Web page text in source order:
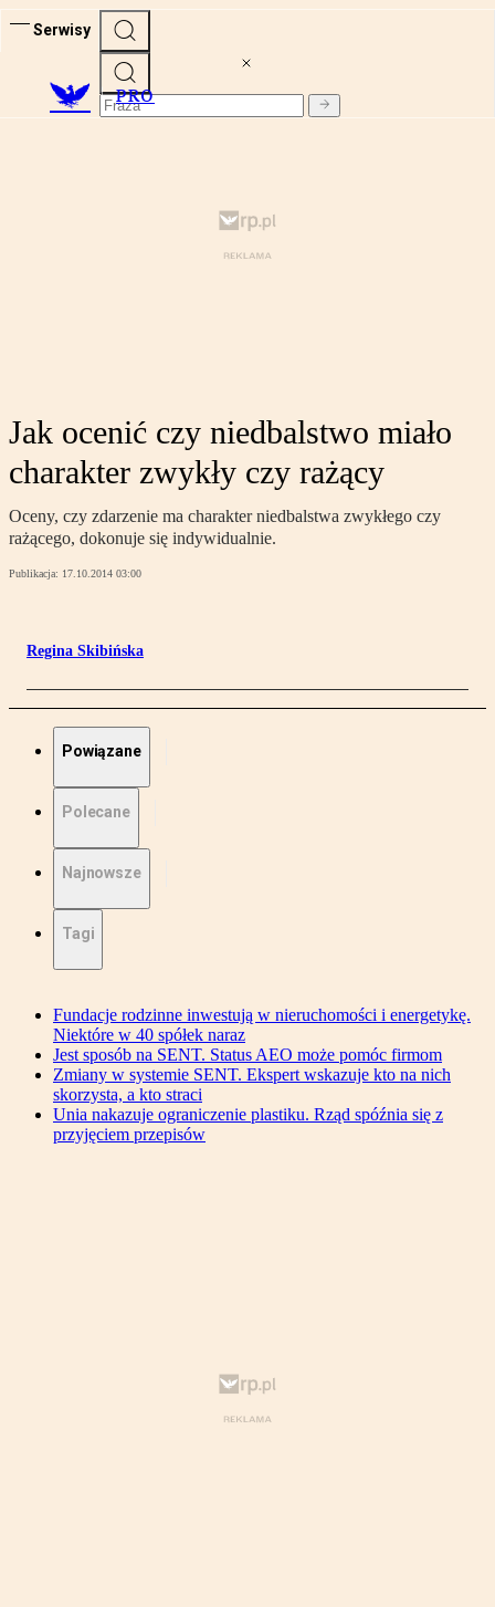
Serwisy
PRO
Jak ocenić czy niedbalstwo miało
charakter zwykły czy rażący
Oceny, czy zdarzenie ma charakter niedbalstwa zwykłego czy
rażącego, dokonuje się indywidualnie.
Publikacja: 17.10.2014 03:00
Regina Skibińska
Powiązane
Polecane
Najnowsze
Tagi
Fundacje rodzinne inwestują w nieruchomości i energetykę.
Niektóre w 40 spółek naraz
Jest sposób na SENT. Status AEO może pomóc firmom
Zmiany w systemie SENT. Ekspert wskazuje kto na nich
skorzysta, a kto straci
Unia nakazuje ograniczenie plastiku. Rząd spóźnia się z
przyjęciem przepisów